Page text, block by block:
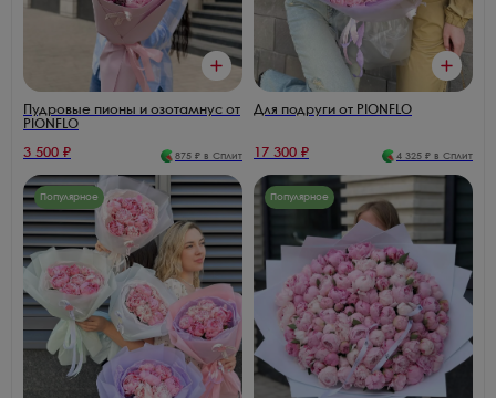
Пудровые пионы и озотамнус от
PIONFLO
3 500 ₽ 875 ₽ в Сплит
Для подруги от PIONFLO
17 300 ₽ 4 325 ₽ в Сплит
Популярное Популярное